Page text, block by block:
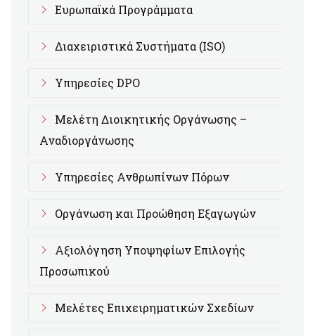
Ευρωπαϊκά Προγράμματα
Διαχειριστικά Συστήματα (ISO)
Υπηρεσίες DPO
Μελέτη Διοικητικής Οργάνωσης –
Αναδιοργάνωσης
Υπηρεσίες Ανθρωπίνων Πόρων
Οργάνωση και Προώθηση Εξαγωγών
Αξιολόγηση Υποψηφίων Επιλογής
Προσωπικού
Μελέτες Επιχειρηματικών Σχεδίων